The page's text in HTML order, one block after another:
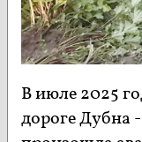
В июле 2025
дороге Дубна